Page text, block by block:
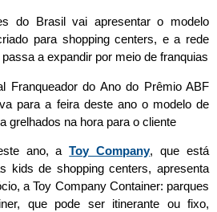
do Brasil vai apresentar o modelo
para shopping centers, e a rede
a expandir por meio de franquias
Franqueador do Ano do Prêmio ABF
para a feira deste ano o modelo de
grelhados na hora para o cliente
ano, aToy Company, que está
kids de shopping centers, apresenta
a Toy Company Container: parques
que pode ser itinerante ou fixo,